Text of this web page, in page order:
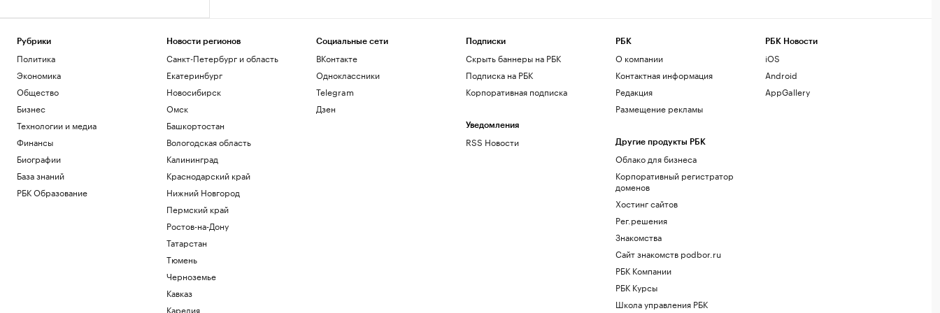
Рубрики
Политика
Экономика
Общество
Бизнес
Технологии и медиа
Финансы
Биографии
База знаний
РБК Образование
Новости регионов
Санкт-Петербург и область
Екатеринбург
Новосибирск
Омск
Башкортостан
Вологодская область
Калининград
Краснодарский край
Нижний Новгород
Пермский край
Ростов-на-Дону
Татарстан
Тюмень
Черноземье
Кавказ
Карелия
Социальные сети
ВКонтакте
Одноклассники
Telegram
Дзен
Подписки
Скрыть баннеры на РБК
Подписка на РБК
Корпоративная подписка
Уведомления
RSS Новости
РБК
О компании
Контактная информация
Редакция
Размещение рекламы
Другие продукты РБК
Облако для бизнеса
Корпоративный регистратор
доменов
Хостинг сайтов
Рег.решения
Знакомства
Сайт знакомств podbor.ru
РБК Компании
РБК Курсы
Школа управления РБК
РБК Новости
iOS
Android
AppGallery